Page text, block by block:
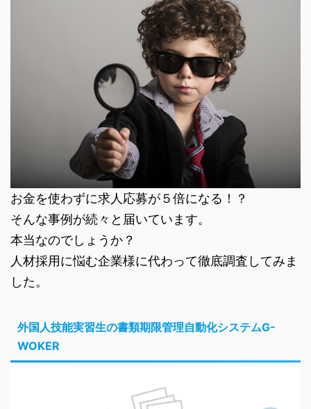
お金を使わずに求人応募が５倍になる！？
そんな事例が続々と届いています。
本当なのでしょうか？
人材採用に悩む企業様に代わって徹底調査してみま
した。
外国人技能実習生の書類期限管理自動化システムG-
WOKER